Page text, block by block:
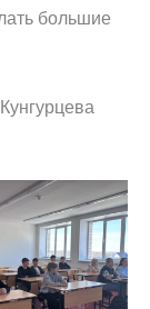
большие